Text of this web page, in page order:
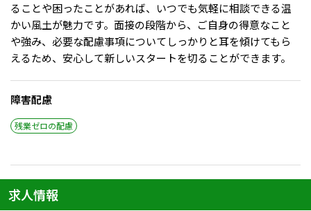
ることや困ったことがあれば、いつでも気軽に相談できる温
かい風土が魅力です。面接の段階から、ご自身の得意なこと
や強み、必要な配慮事項についてしっかりと耳を傾けてもら
えるため、安心して新しいスタートを切ることができます。
障害配慮
残業ゼロの配慮
求人情報
メニューを閉じる